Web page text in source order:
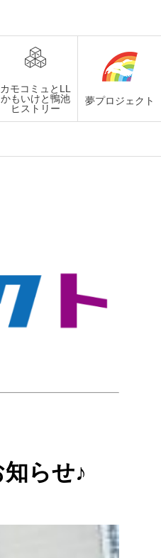
カモコミュとLL
かもいけと鴨池
ヒストリー
夢プロジェクト
らせ♪